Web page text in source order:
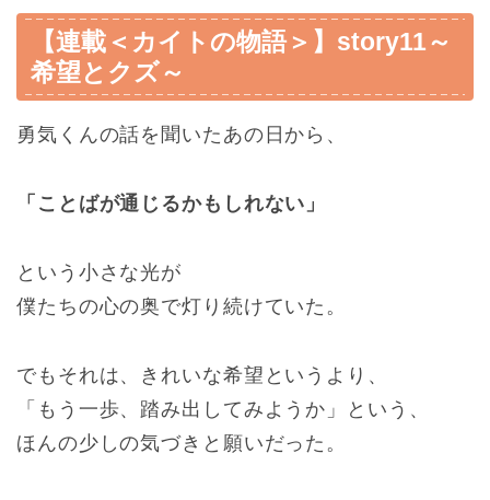
【連載＜カイトの物語＞】story11～
希望とクズ～
勇気くんの話を聞いたあの日から、
「ことばが通じるかもしれない」
という小さな光が
僕たちの心の奥で灯り続けていた。
でもそれは、きれいな希望というより、
「もう一歩、踏み出してみようか」という、
ほんの少しの気づきと願いだった。